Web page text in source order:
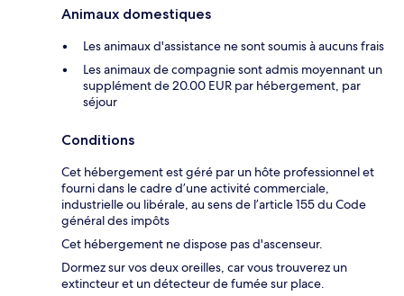
Animaux domestiques
Les animaux d'assistance ne sont soumis à aucuns frais
Les animaux de compagnie sont admis moyennant un
supplément de 20.00 EUR par hébergement, par
séjour
Conditions
Cet hébergement est géré par un hôte professionnel et
fourni dans le cadre d’une activité commerciale,
industrielle ou libérale, au sens de l’article 155 du Code
général des impôts
Cet hébergement ne dispose pas d'ascenseur.
Dormez sur vos deux oreilles, car vous trouverez un
extincteur et un détecteur de fumée sur place.